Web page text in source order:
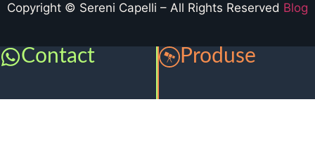
Copyright © Sereni Capelli – All Rights Reserved Blog
Contact Produse